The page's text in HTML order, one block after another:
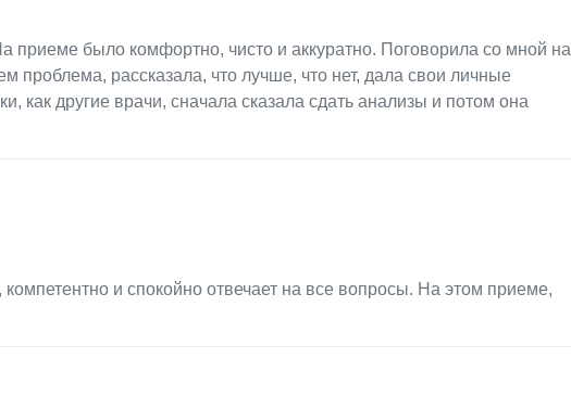
приеме было комфортно, чисто и аккуратно. Поговорила со мной на
проблема, рассказала, что лучше, что нет, дала свои личные
как другие врачи, сначала сказала сдать анализы и потом она
и спокойно отвечает на все вопросы. На этом приеме,